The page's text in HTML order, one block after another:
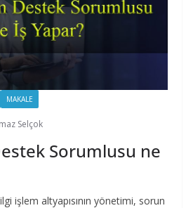
MAKALE
Selçok
Sorumlusu ne
işlem altyapısının yönetimi, sorun